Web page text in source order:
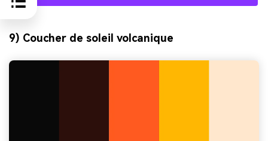
9) Coucher de soleil volcanique